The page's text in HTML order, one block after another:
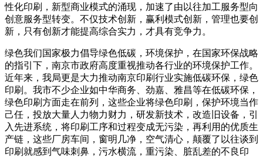
性化印刷，新型商业模式的涌现，加速了由以往加工服务型向
创意服务型转变。不仅技术创新，赢利模式创新，管理也要创
新，只有创新才能提高综合实力，才具有竞争力。
绿色我们国家极力倡导绿色低碳，环境保护，在国家环保战略
的指引下，南京市政府高度重视推动各行业的环境保护工作。
近年来，我局更是大力推动南京印刷行业实施低碳环保，绿色
印刷。我市不少企业如中华商务、劲嘉、雅昌等在低碳环保，
绿色印刷方面走在前列，这些企业将绿色印刷，保护环境当作
己任，投放大量人力物力财力，研发新技术，改造旧设备，引
入先进系统，将印刷工序和过程变成无污染，再利用的优质生
产链，这些厂房车间，窗明几净，空气清心，颠覆了以往谈到
印刷就感到气味刺鼻，污水横流，重污染、脏乱差的不良印